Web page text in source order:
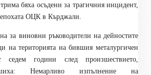
рима бяха осъдени за трагичния инцидент,
епохата ОЦК в Кърджали.
за виновни ръководители на дейностите
на територията на бившия металургичен
седем години след произшествието,
Немарливо изпълнение на